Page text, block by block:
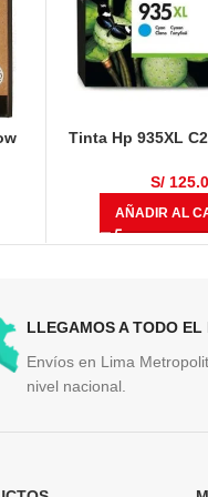
Tinta Hp 935XL
S/
AÑADIR AL
LLEGAMOS A TODO EL
Envíos en Lima
nivel nacional.